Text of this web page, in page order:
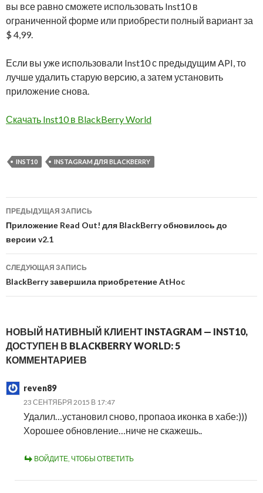
вы все равно сможете использовать Inst10 в
ограниченной форме или приобрести полный вариант за
$ 4,99.
Если вы уже использовали Inst10 с предыдущим API, то
лучше удалить старую версию, а затем установить
приложение снова.
Скачать Inst10 в BlackBerry World
INST10 INSTAGRAM ДЛЯ BLACKBERRY
Навигация
по
записям
ПРЕДЫДУЩАЯ ЗАПИСЬ
Приложение Read Out! для BlackBerry обновилось до
версии v2.1
СЛЕДУЮЩАЯ ЗАПИСЬ
BlackBerry завершила приобретение AtHoc
НОВЫЙ НАТИВНЫЙ КЛИЕНТ INSTAGRAM — INST10,
ДОСТУПЕН В BLACKBERRY WORLD: 5
КОММЕНТАРИЕВ
reven89
23 СЕНТЯБРЯ 2015 В 17:47
Удалил…установил сново, пропаоа иконка в хабе:)))
Хорошее обновление…ниче не скажешь..
ВОЙДИТЕ, ЧТОБЫ ОТВЕТИТЬ